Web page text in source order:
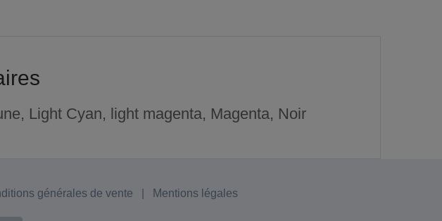
Light Cyan, light magenta, Magenta, Noir
générales de vente Mentions légales